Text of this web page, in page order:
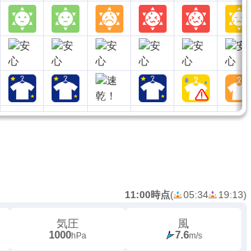
11:00時点( 05:34 19:13)
気圧
1000hPa
風
7.6m/s